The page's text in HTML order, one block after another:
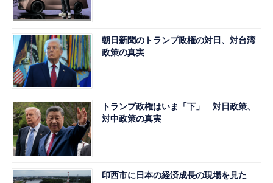
朝日新聞のトランプ政権の対日、対台湾
政策の真実
トランプ政権はいま「下」 対日政策、
対中政策の真実
印西市に日本の経済成長の現場を見た